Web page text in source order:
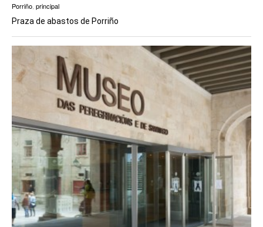
Porriño principal
Praza de abastos de Porriño